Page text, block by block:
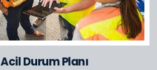
Acil Durum Planı